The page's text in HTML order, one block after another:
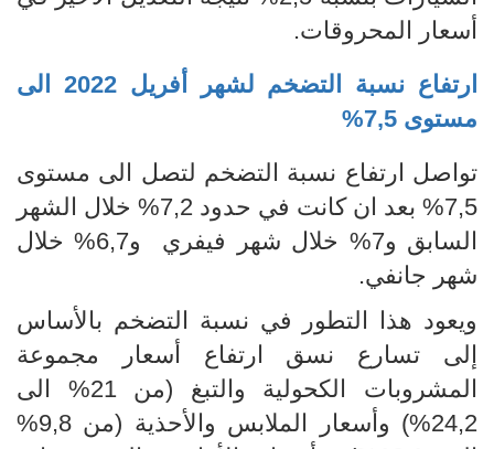
أسعار المحروقات.
ارتفاع نسبة التضخم لشهر
أفريل2022 الى
مستوى 7,5%
تواصل ارتفاع نسبة التضخم لتصل الى مستوى
7,5% بعد ان كانت في حدود 7,2% خلال الشهر
السابق و7% خلال شهر فيفري و6,7% خلال
شهر جانفي.
ويعود هذا التطور في نسبة التضخم بالأساس
إلى تسارع نسق ارتفاع أسعار مجموعة
المشروبات الكحولية والتبغ (من 21% الى
24,2%) وأسعار الملابس والأحذية (من 9,8%